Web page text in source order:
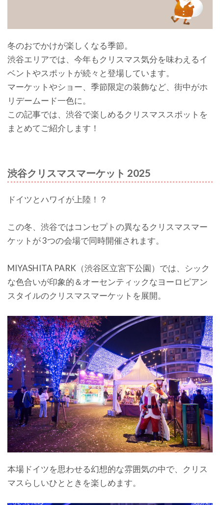
冬のおでかけが楽しくなる季節。
渋谷エリアでは、今年もクリスマス気分を味わえるイ
ベントやスポットが続々と登場しています。
マーケットやショー、季節限定の装飾など、街中がホ
リデームード一色に。
この記事では、渋谷で楽しめるクリスマススポットを
まとめてご紹介します！
渋谷クリスマスマーケット 2025
ドイツとハワイが上陸！？
この冬、渋谷ではコンセプトの異なるクリスマスマー
ケットが 3つの会場で同時開催されます。
MIYASHITA PARK（渋谷区立宮下公園）では、シック
な色合いが印象的＆オーセンティックなヨーロピアン
スタイルのクリスマスマーケットを展開。
本場ドイツを思わせる幻想的な雰囲気の中で、クリス
マスらしいひとときを楽しめます。